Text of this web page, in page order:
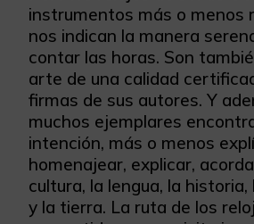
instrumentos más o menos
nos indican la manera
contar las horas. Son
arte de una calidad
firmas de sus autores. Y
muchos ejemplares
intención, más o menos
homenajear, explicar,
cultura, la lengua, la
y la tierra. La ruta de los